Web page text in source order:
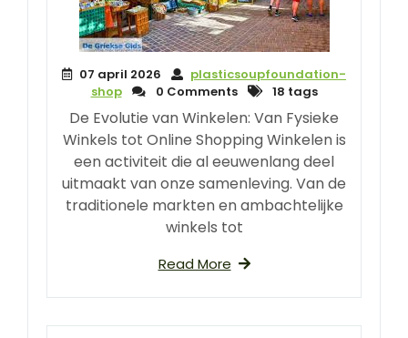
07 april 2026
plasticsoupfoundation-
shop
0 Comments 18 tags
De Evolutie van Winkelen: Van Fysieke
Winkels tot Online Shopping Winkelen is
een activiteit die al eeuwenlang deel
uitmaakt van onze samenleving. Van de
traditionele markten en ambachtelijke
winkels tot
Read More